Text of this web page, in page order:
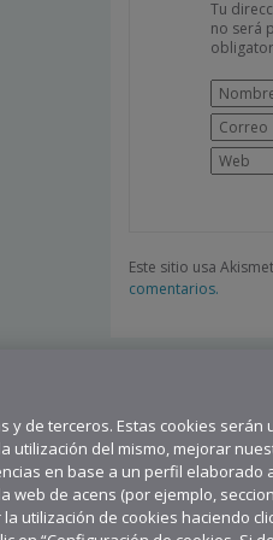
Tu
no será
Este sitio usa
comentarios.
y de terceros. Estas cookies
utilización del mismo, mejorar
en base a un perfil elaborado
web de acens (por ejemplo,
utilización de cookies haciendo